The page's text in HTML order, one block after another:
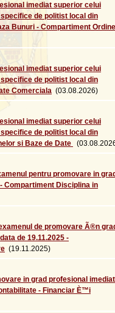
imediat superior celui
de politist local din
Bunuri - Compartiment Ordine
imediat superior celui
de politist local din
Comerciala (03.08.2026)
imediat superior celui
de politist local din
si Baze de Date
pentru promovare in
Compartiment Disciplina in
de promovare Ã®n
de 19.11.2025 -
(19.11.2025)
in grad profesional imediat
- Financiar È™i